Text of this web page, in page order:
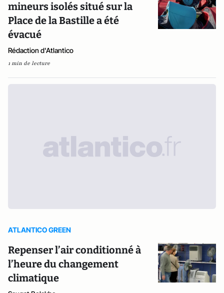
mineurs isolés situé sur la
Place de la Bastille a été
évacué
Rédaction d'Atlantico
1 min de lecture
ATLANTICO GREEN
Repenser l’air conditionné à
l’heure du changement
climatique